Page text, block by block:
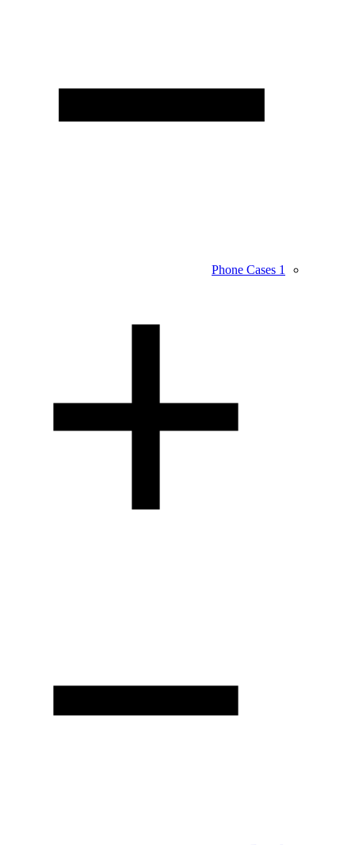
Phone Cases 1